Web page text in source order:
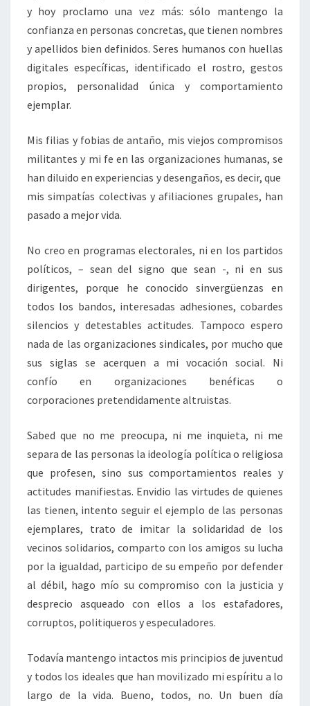
y hoy proclamo una vez más: sólo mantengo la
confianza en personas concretas, que tienen nombres
y apellidos bien definidos. Seres humanos con huellas
digitales específicas, identificado el rostro, gestos
propios, personalidad única y comportamiento
ejemplar.
Mis filias y fobias de antaño, mis viejos compromisos
militantes y mi fe en las organizaciones humanas, se
han diluido en experiencias y desengaños, es decir, que
mis simpatías colectivas y afiliaciones grupales, han
pasado a mejor vida.
No creo en programas electorales, ni en los partidos
políticos, – sean del signo que sean -, ni en sus
dirigentes, porque he conocido sinvergüenzas en
todos los bandos, interesadas adhesiones, cobardes
silencios y detestables actitudes. Tampoco espero
nada de las organizaciones sindicales, por mucho que
sus siglas se acerquen a mi vocación social. Ni
confío en organizaciones benéficas o
corporaciones pretendidamente altruistas.
Sabed que no me preocupa, ni me inquieta, ni me
separa de las personas la ideología política o religiosa
que profesen, sino sus comportamientos reales y
actitudes manifiestas. Envidio las virtudes de quienes
las tienen, intento seguir el ejemplo de las personas
ejemplares, trato de imitar la solidaridad de los
vecinos solidarios, comparto con los amigos su lucha
por la igualdad, participo de su empeño por defender
al débil, hago mío su compromiso con la justicia y
desprecio asqueado con ellos a los estafadores,
corruptos, politiqueros y especuladores.
Todavía mantengo intactos mis principios de juventud
y todos los ideales que han movilizado mi espíritu a lo
largo de la vida. Bueno, todos, no. Un buen día